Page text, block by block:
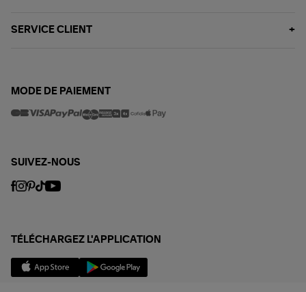
SERVICE CLIENT
MODE DE PAIEMENT
SUIVEZ-NOUS
TÉLÉCHARGEZ L'APPLICATION